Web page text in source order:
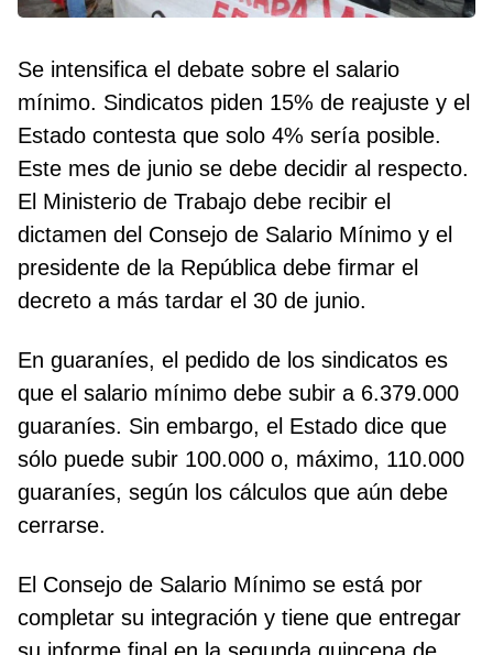
Se intensifica el debate sobre el salario
mínimo. Sindicatos piden 15% de reajuste y el
Estado contesta que solo 4% sería posible.
Este mes de junio se debe decidir al respecto.
El Ministerio de Trabajo debe recibir el
dictamen del Consejo de Salario Mínimo y el
presidente de la República debe firmar el
decreto a más tardar el 30 de junio.
En guaraníes, el pedido de los sindicatos es
que el salario mínimo debe subir a 6.379.000
guaraníes. Sin embargo, el Estado dice que
sólo puede subir 100.000 o, máximo, 110.000
guaraníes, según los cálculos que aún debe
cerrarse.
El Consejo de Salario Mínimo se está por
completar su integración y tiene que entregar